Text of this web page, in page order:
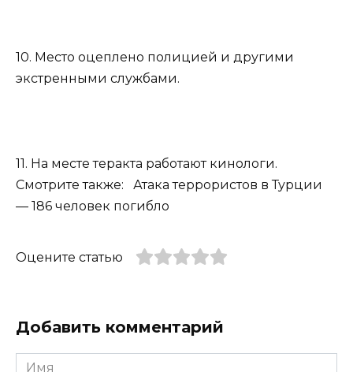
10. Место оцеплено полицией и другими
экстренными службами.
11. На месте теракта работают кинологи.
Смотрите также: Атака террористов в Турции
— 186 человек погибло
Оцените статью
Добавить комментарий
Имя